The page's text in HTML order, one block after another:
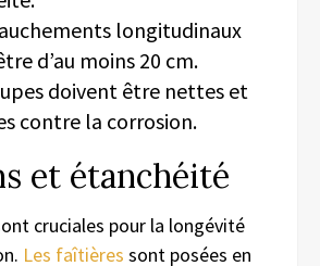
longitudinaux
d’au moins 20 cm.
doivent être nettes et
contre la corrosion.
et étanchéité
cruciales pour la longévité
Les faîtières sont posées en